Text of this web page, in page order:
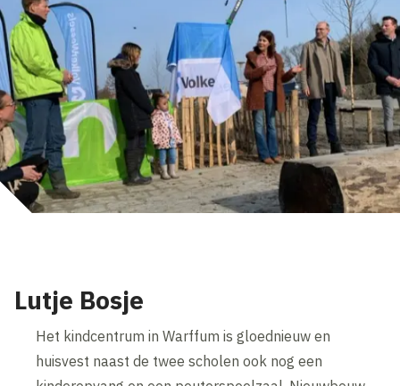
Lutje Bosje
Het kindcentrum in Warffum is gloednieuw en
huisvest naast de twee scholen ook nog een